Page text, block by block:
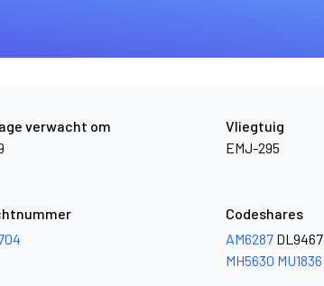
verwacht om
Vliegtuig
EMJ-295
Codeshares
AM6287 DL9467
MH5630 MU1836